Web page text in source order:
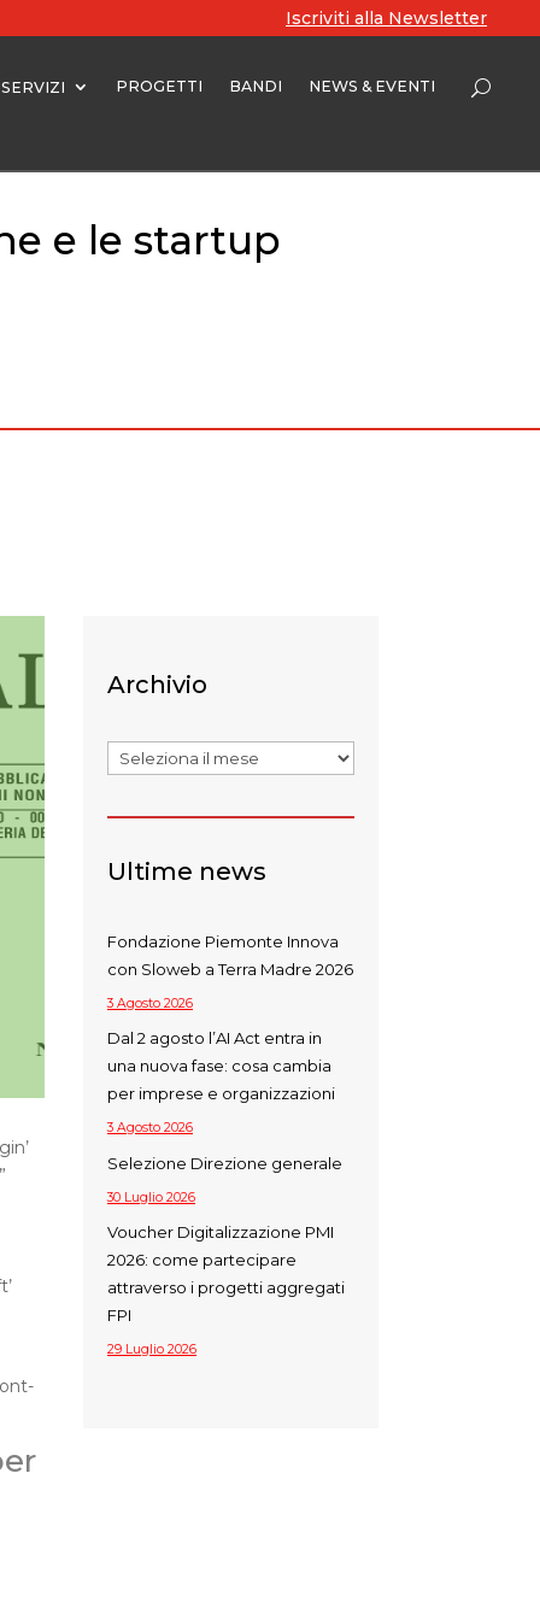
Iscriviti alla Newsletter
SERVIZI PROGETTI BANDI NEWS & EVENTI
e le startup
Archivio
Archivi
Ultime news
Fondazione Piemonte Innova
con Sloweb a Terra Madre 2026
3 Agosto 2026
Dal 2 agosto l’AI Act entra in
una nuova fase: cosa cambia
per imprese e organizzazioni
3 Agosto 2026
Selezione Direzione generale
30 Luglio 2026
Voucher Digitalizzazione PMI
2026: come partecipare
attraverso i progetti aggregati
FPI
29 Luglio 2026